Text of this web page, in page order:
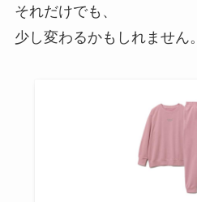
それだけでも、
少し変わるかもしれません。